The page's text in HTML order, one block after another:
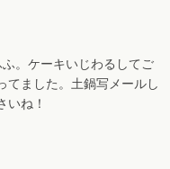
。ケーキいじわるしてご
てました。土鍋写メールし
いね！